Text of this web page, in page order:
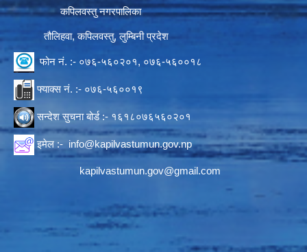
कपिलवस्तु नगरपालिका
तौलिहवा, कपिलवस्तु, लुम्बिनी प्रदेश
फोन नं. :- ०७६-५६०२०१, ०७६-५६००१८
फ्याक्स नं. :- ०७६-५६००१९
सन्देश सुचना बोर्ड :- १६१८०७६५६०२०१
इमेल :- info@kapilvastumun.gov.np
kapilvastumun.gov@gmail.com